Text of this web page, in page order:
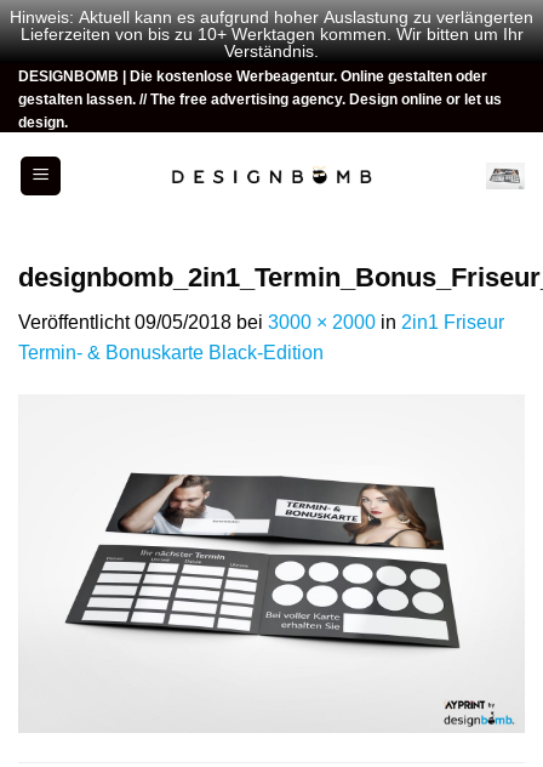
Hinweis: Aktuell kann es aufgrund hoher Auslastung zu verlängerten
Lieferzeiten von bis zu 10+ Werktagen kommen. Wir bitten um Ihr
Verständnis.
Zum
Inhalt
springen
DESIGNBOMB | Die kostenlose Werbeagentur. Online gestalten oder
gestalten lassen. // The free advertising agency. Design online or let us
design.
Veröffentlicht09/05/2018 bei 3000 × 2000 in 2in1 Friseur
Termin- & Bonuskarte Black-Edition